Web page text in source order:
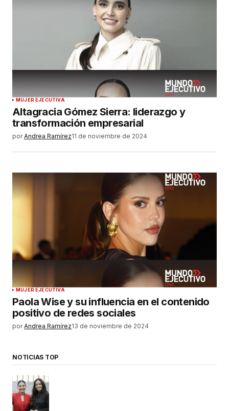
MUJER EJECUTIVA
Altagracia Gómez Sierra: liderazgo y
transformación empresarial
por Andrea Ramírez11 de noviembre de 2024
MUJER EJECUTIVA
Paola Wise y su influencia en el contenido
positivo de redes sociales
por Andrea Ramírez13 de noviembre de 2024
NOTICIAS TOP